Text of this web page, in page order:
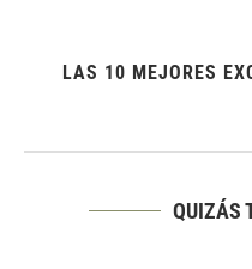
LAS 10 MEJORES
QUIZÁS